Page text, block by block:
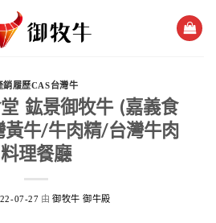
銷履歷CAS台灣牛
鈜景御牧牛 (嘉義食
黃牛/牛肉精/台灣牛肉
料理餐廳
07-27 由御牧牛 御牛殿